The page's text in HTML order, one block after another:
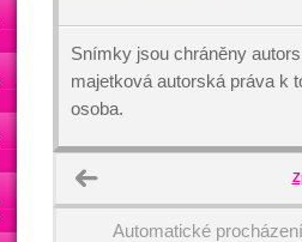
Snímky jsou chráněny
majetková autorská práva k
osoba.
Automatické